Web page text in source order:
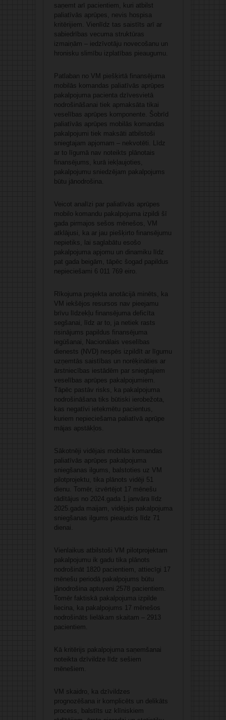
saņemt arī pacientiem, kuri atbilst
paliatīvās aprūpes, nevis hospisa
kritērijiem. Vienlīdz tas saistīts arī ar
sabiedrības vecuma struktūras
izmaiņām – iedzīvotāju novecošanu un
hronisku slimību izplatības pieaugumu.
Patlaban no VM piešķirtā finansējuma
mobilās komandas paliatīvās aprūpes
pakalpojuma pacienta dzīvesvietā
nodrošināšanai tiek apmaksāta tikai
veselības aprūpes komponente. Šobrīd
paliatīvās aprūpes mobilās komandas
pakalpojumi tiek maksāti atbilstoši
sniegtajam apjomam – nekvotēti. Līdz
ar to līgumā nav noteikts plānotais
finansējums, kurā iekļaujoties,
pakalpojumu sniedzējam pakalpojums
būtu jānodrošina.
Veicot analīzi par paliatīvās aprūpes
mobilo komandu pakalpojuma izpildi šī
gada pirmajos sešos mēnešos, VM
atklājusi, ka ar jau piešķirto finansējumu
nepietiks, lai saglabātu esošo
pakalpojuma apjomu un dinamiku līdz
pat gada beigām, tāpēc šogad papildus
nepieciešami 6 011 769 eiro.
Rīkojuma projekta anotācijā minēts, ka
VM iekšējos resursos nav pieejamu
brīvu līdzekļu finansējuma deficīta
segšanai, līdz ar to, ja netiek rasts
risinājums papildus finansējuma
iegūšanai, Nacionālais veselības
dienests (NVD) nespēs izpildīt ar līgumu
uzņemtās saistības un norēķināties ar
ārstniecības iestādēm par sniegtajiem
veselības aprūpes pakalpojumiem.
Tāpēc pastāv risks, ka pakalpojuma
nodrošināšana tiks būtiski ierobežota,
kas negatīvi ietekmētu pacientus,
kuriem nepieciešama paliatīvā aprūpe
mājas apstākļos.
Sākotnēji vidējais mobilās komandas
paliatīvās aprūpes pakalpojuma
sniegšanas ilgums, balstoties uz VM
pilotprojektu, tika plānots vidēji 51
dienu. Tomēr, izvērtējot 17 mēnešu
rādītājus no 2024.gada 1.janvāra līdz
2025.gada maijam, vidējais pakalpojuma
sniegšanas ilgums pieaudzis līdz 71
dienai.
Vienlaikus atbilstoši VM pilotprojektam
pakalpojumu ik gadu tika plānots
nodrošināt 1820 pacientiem, attiecīgi 17
mēnešu periodā pakalpojums būtu
jānodrošina aptuveni 2578 pacientiem.
Tomēr faktiskā pakalpojuma izpilde
liecina, ka pakalpojums 17 mēnešos
nodrošināts lielākam skaitam – 2913
pacientiem.
Kā kritērijs pakalpojuma saņemšanai
noteikta dzīvildze līdz sešiem
mēnešiem.
VM skaidro, ka dzīvildzes
prognozēšana ir komplicēts un delikāts
process, balstīts uz klīniskiem